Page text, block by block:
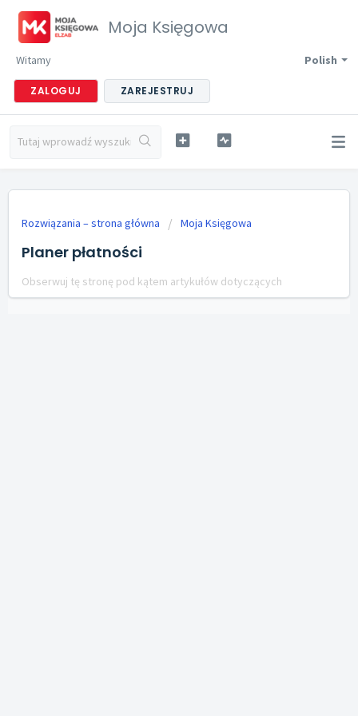
Moja Księgowa
Polish
Witamy
ZALOGUJ ZAREJESTRUJ
Rozwiązania – strona główna Moja Księgowa
Planer płatności
Obserwuj tę stronę pod kątem artykułów dotyczących